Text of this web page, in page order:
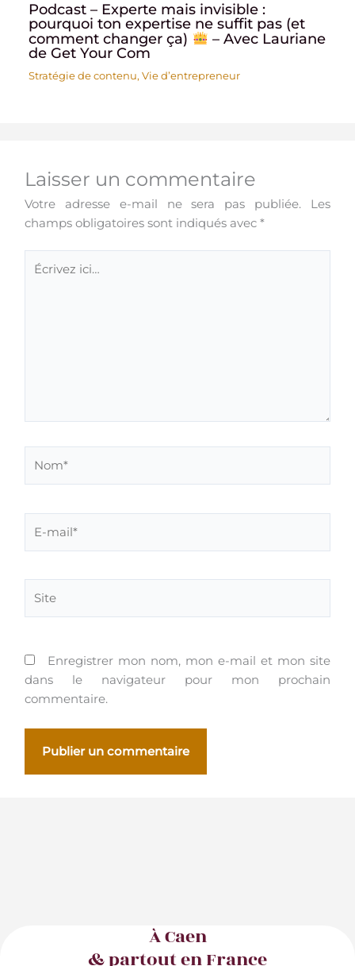
Podcast – Experte mais invisible :
pourquoi ton expertise ne suffit pas (et
comment changer ça)
– Avec Lauriane
de Get Your Com
Stratégie de contenu,Vie d’entrepreneur
Laisser un commentaire
Votre adresse e-mail ne sera pas publiée.
Les
champs obligatoires sont indiqués avec*
ici…
mail*
Enregistrer mon nom, mon e-mail et mon site
dans le navigateur pour mon prochain
commentaire.
À Caen
& partout en France